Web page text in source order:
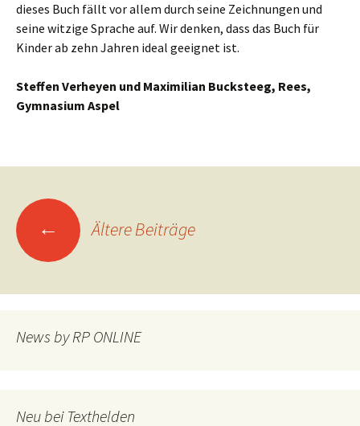
dieses Buch fällt vor allem durch seine Zeichnungen und
seine witzige Sprache auf. Wir denken, dass das Buch für
Kinder ab zehn Jahren ideal geeignet ist.
Steffen Verheyen und Maximilian Bucksteeg, Rees,
Gymnasium Aspel
Beitragsnavigation
← Ältere Beiträge
News by RP ONLINE
Neu bei Texthelden